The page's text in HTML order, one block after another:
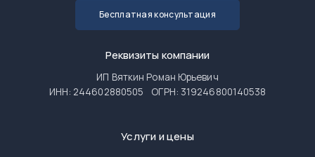
Бесплатная консультация
Реквизиты компании
ИП Вяткин Роман Юрьевич
ИНН: 244602880505
ОГРН: 319246800140538
Услуги и цены